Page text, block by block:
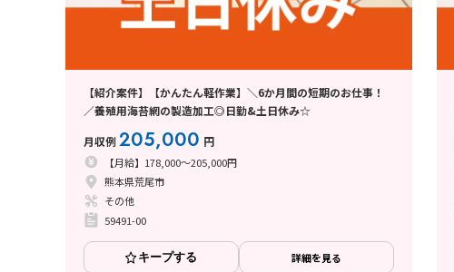
【紹介案件】【かんたん軽作業】＼6か月間の短期のお仕事！
／養殖用海苔網の製造加工◎日勤&土日休み☆
月収例205,000 円
【月給】178,000～205,000円
熊本県荒尾市
その他
59491-00
キープする 詳細を見る